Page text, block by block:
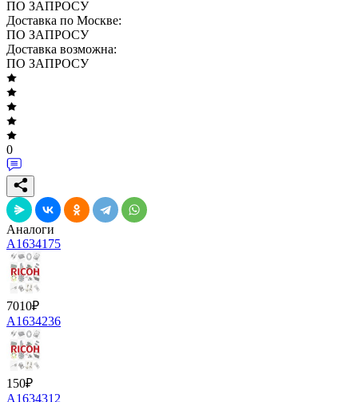
ПО ЗАПРОСУ
Доставка по Москве:
ПО ЗАПРОСУ
Доставка возможна:
ПО ЗАПРОСУ
0
Аналоги
A1634175
7010₽
A1634236
150₽
A1634312